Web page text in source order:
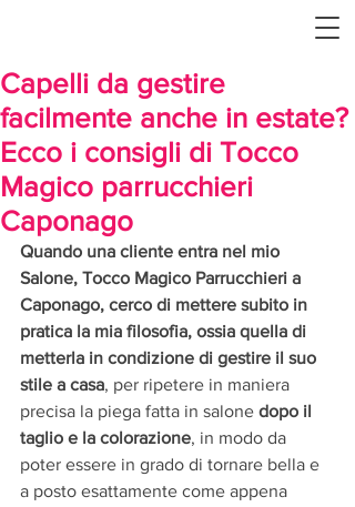
Capelli da gestire
facilmente anche in estate?
Ecco i consigli di Tocco
Magico parrucchieri
Caponago
Quando una cliente entra nel mio
Salone, Tocco Magico Parrucchieri a
Caponago, cerco di mettere subito in
pratica la mia filosofia, ossia quella di
metterla in condizione di gestire il suo
stile a casa, per ripetere in maniera
precisa la piega fatta in salone dopo il
taglio e la colorazione, in modo da
poter essere in grado di tornare bella e
a posto esattamente come appena